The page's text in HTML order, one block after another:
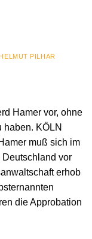
HELMUT PILHAR
Hamer vor, ohne
haben. KÖLN
muß sich im
Deutschland vor
erhob
die Approbation